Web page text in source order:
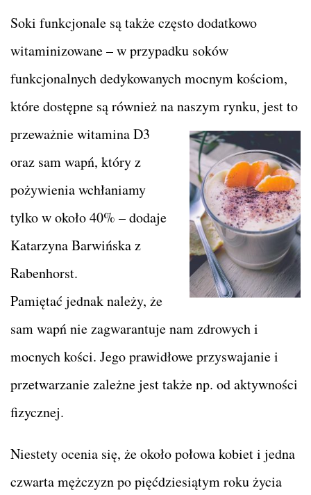
Soki funkcjonale są także często dodatkowo
witaminizowane – w przypadku soków
funkcjonalnych dedykowanych mocnym kościom,
które dostępne są również na naszym rynku, jest to
przeważniewitamina D3
oraz sam wapń, który z
pożywienia wchłaniamy
tylko w około 40% – dodaje
Katarzyna Barwińska z
Rabenhorst.
Pamiętać jednak należy, że
sam wapń nie zagwarantuje nam zdrowych i
mocnych kości. Jego prawidłowe przyswajanie i
przetwarzanie zależne jest także np. od aktywności
fizycznej.
Niestety ocenia się, że około połowa kobiet i jedna
czwarta mężczyzn po pięćdziesiątym roku życia